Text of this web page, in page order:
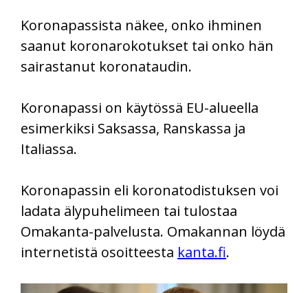
Koronapassista näkee, onko ihminen
saanut koronarokotukset tai onko hän
sairastanut koronataudin.
Koronapassi on käytössä EU-alueella
esimerkiksi Saksassa, Ranskassa ja
Italiassa.
Koronapassin eli koronatodistuksen voi
ladata älypuhelimeen tai tulostaa
Omakanta-palvelusta. Omakannan löydä
internetistä osoitteesta kanta.fi.